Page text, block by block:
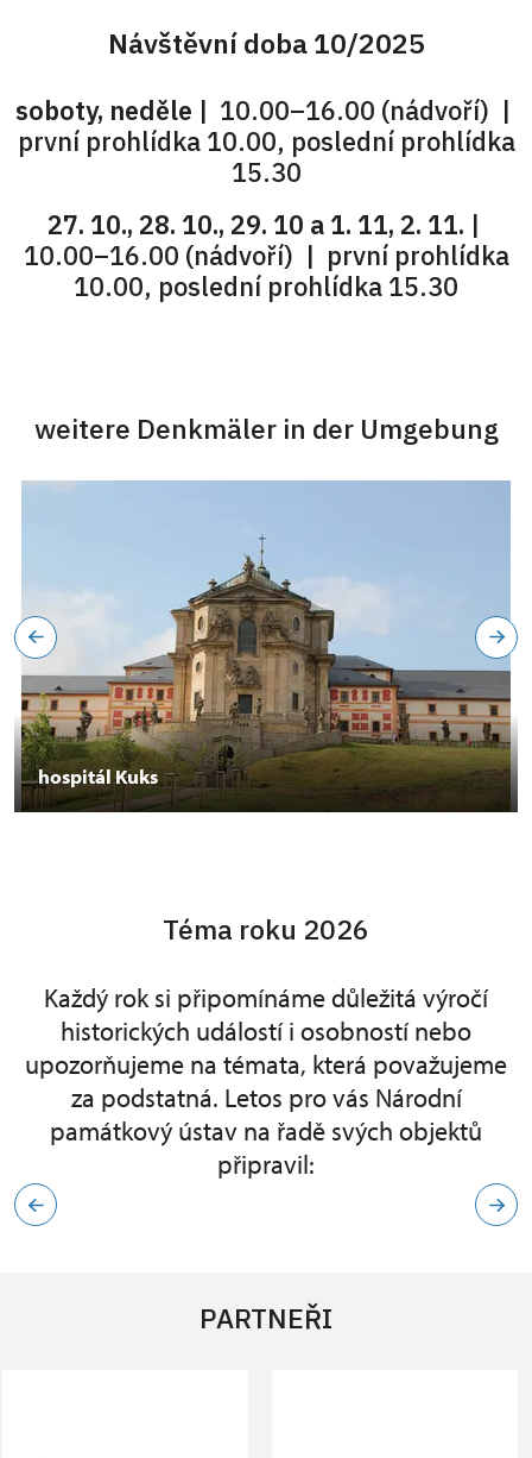
Návštěvní doba 10/2025
soboty, neděle | 10.00–16.00 (nádvoří) |
první prohlídka 10.00, poslední prohlídka
15.30
27. 10., 28. 10., 29. 10 a 1. 11, 2. 11. |
10.00–16.00 (nádvoří) | první prohlídka
10.00, poslední prohlídka 15.30
weitere Denkmäler in der Umgebung
hospitál Kuks
Téma roku 2026
Každý rok si připomínáme důležitá výročí
historických událostí i osobností nebo
upozorňujeme na témata, která považujeme
za podstatná. Letos pro vás Národní
památkový ústav na řadě svých objektů
připravil:
PARTNEŘI